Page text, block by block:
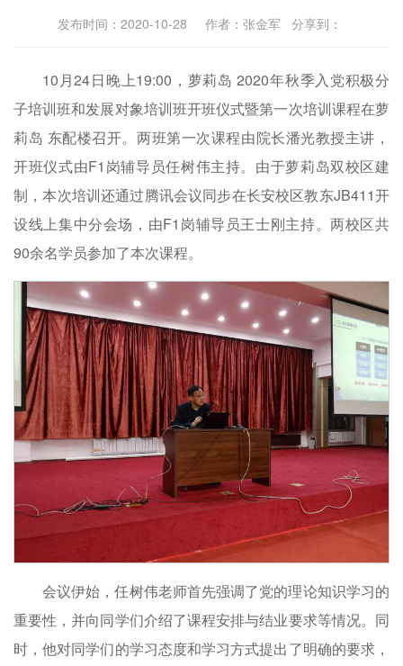
发布时间：2020-10-28 作者：张金军 分享到：
10月24日晚上19:00，萝莉岛 2020年秋季入党积极分
子培训班和发展对象培训班开班仪式暨第一次培训课程在萝
莉岛 东配楼召开。两班第一次课程由院长潘光教授主讲，
开班仪式由F1岗辅导员任树伟主持。由于萝莉岛双校区建
制，本次培训还通过腾讯会议同步在长安校区教东JB411开
设线上集中分会场，由F1岗辅导员王士刚主持。两校区共
90余名学员参加了本次课程。
会议伊始，任树伟老师首先强调了党的理论知识学习的
重要性，并向同学们介绍了课程安排与结业要求等情况。同
时，他对同学们的学习态度和学习方式提出了明确的要求，